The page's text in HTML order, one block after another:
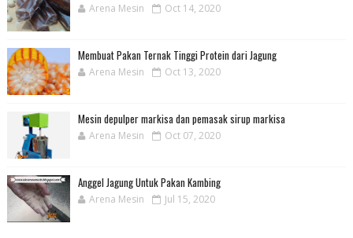
Arena Mesin Oct 14, 2020
Membuat Pakan Ternak Tinggi Protein dari Jagung
Arena Mesin Oct 13, 2020
Mesin depulper markisa dan pemasak sirup markisa
Arena Mesin Oct 07, 2020
Anggel Jagung Untuk Pakan Kambing
Arena Mesin Jul 15, 2020